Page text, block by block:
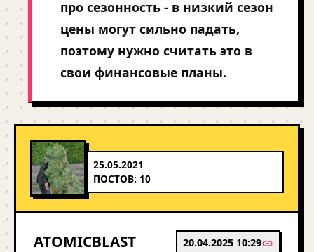
про сезонность - в низкий сезон
цены могут сильно падать,
поэтому нужно считать это в
свои финансовые планы.
25.05.2021
ПОСТОВ: 10
ATOMICBLAST 20.04.2025 10:29